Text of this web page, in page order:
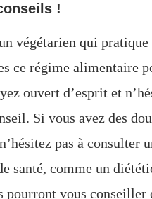
!
végétarien qui pratique
ce régime alimentaire
ouvert d’esprit et
Si vous avez des
pas à consulter
santé, comme un
pourront vous conseiller